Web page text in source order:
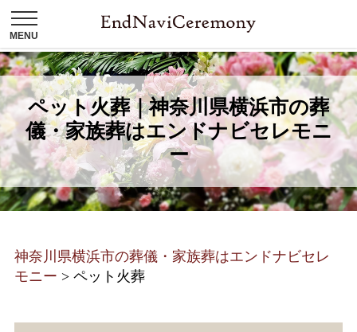
ペット火葬｜神奈川県横浜市の葬
儀・家族葬はエンドナビセレモニ
ー
神奈川県横浜市の葬儀・家族葬はエンドナビセレ
モニー > ペット火葬